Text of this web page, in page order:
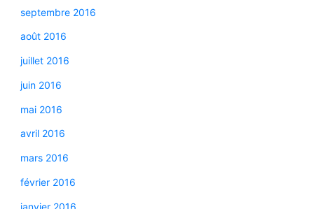
septembre 2016
août 2016
juillet 2016
juin 2016
mai 2016
avril 2016
mars 2016
février 2016
janvier 2016